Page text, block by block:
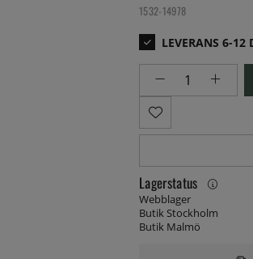
1532-14978
Lagerstatus
Webblager
Butik Stockholm
Butik Malmö